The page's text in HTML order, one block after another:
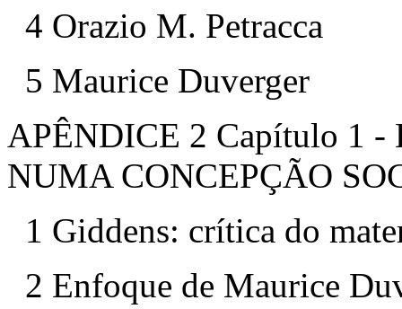
4 Orazio M. Petracca
5 Maurice Duverger
APÊNDICE 2 Capítulo 1
NUMA CONCEPÇÃO
1 Giddens: crítica do
2 Enfoque de Maurice